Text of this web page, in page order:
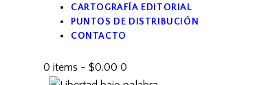
CARTOGRAFÍA EDITORIAL
PUNTOS DE DISTRIBUCIÓN
CONTACTO
0 items - $0.00 0